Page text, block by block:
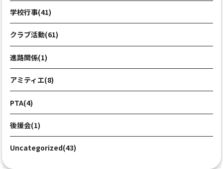
学校行事(41)
クラブ活動(61)
進路関係(1)
アミティエ(8)
PTA(4)
後援会(1)
Uncategorized(43)